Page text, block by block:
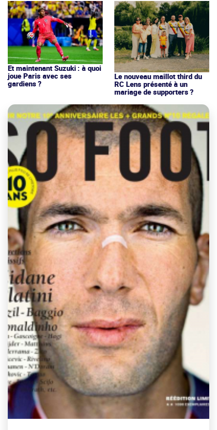
Et maintenant Suzuki : à quoi
joue Paris avec ses
gardiens ?
Le nouveau maillot third du
RC Lens présenté à un
mariage de supporters ?